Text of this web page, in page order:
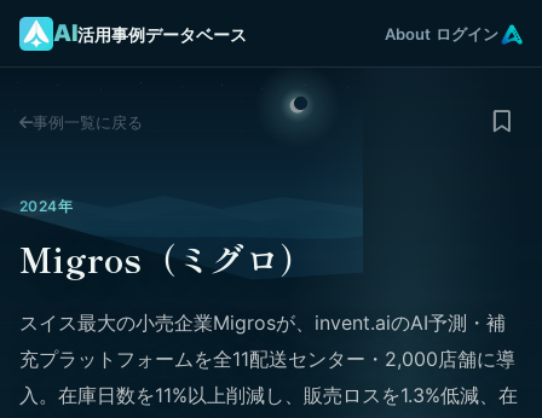
AI活用事例データベース About ログイン
事例一覧に戻る
2024年
Migros（ミグロ）
スイス最大の小売企業Migrosが、invent.aiのAI予測・補
充プラットフォームを全11配送センター・2,000店舗に導
入。在庫日数を11%以上削減し、販売ロスを1.3%低減、在